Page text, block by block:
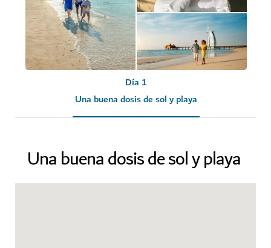
Día 1
Una buena dosis de sol y playa
Una buena dosis de sol y playa